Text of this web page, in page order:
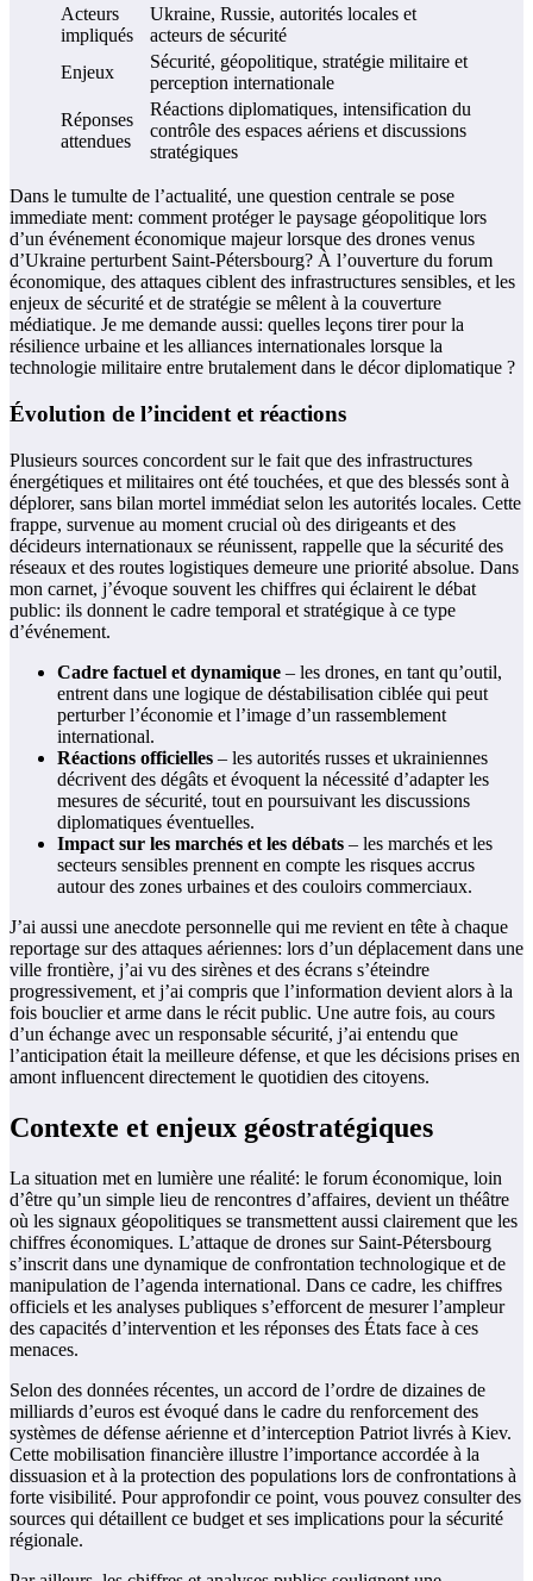
Acteurs
impliqués
Ukraine, Russie, autorités locales et
acteurs de sécurité
Enjeux
Sécurité, géopolitique, stratégie militaire et
perception internationale
Réponses
attendues
Réactions diplomatiques, intensification du
contrôle des espaces aériens et discussions
stratégiques
Dans le tumulte de l’actualité, une question centrale se pose
immediate­ ment: comment protéger le paysage géopolitique lors
d’un événement économique majeur lorsque des drones venus
d’Ukraine perturbent Saint-Pétersbourg? À l’ouverture du forum
économique, des attaques ciblent des infrastructures sensibles, et les
enjeux de sécurité et de stratégie se mêlent à la couverture
médiatique. Je me demande aussi: quelles leçons tirer pour la
résilience urbaine et les alliances internationales lorsque la
technologie militaire entre brutalement dans le décor diplomatique ?
Évolution de l’incident et réactions
Plusieurs sources concordent sur le fait que des infrastructures
énergétiques et militaires ont été touchées, et que des blessés sont à
déplorer, sans bilan mortel immédiat selon les autorités locales. Cette
frappe, survenue au moment crucial où des dirigeants et des
décideurs internationaux se réunissent, rappelle que la sécurité des
réseaux et des routes logistiques demeure une priorité absolue. Dans
mon carnet, j’évoque souvent les chiffres qui éclairent le débat
public: ils donnent le cadre temporal et stratégique à ce type
d’événement.
Cadre factuel et dynamique – les drones, en tant qu’outil,
entrent dans une logique de déstabilisation ciblée qui peut
perturber l’économie et l’image d’un rassemblement
international.
Réactions officielles – les autorités russes et ukrainiennes
décrivent des dégâts et évoquent la nécessité d’adapter les
mesures de sécurité, tout en poursuivant les discussions
diplomatiques éventuelles.
Impact sur les marchés et les débats – les marchés et les
secteurs sensibles prennent en compte les risques accrus
autour des zones urbaines et des couloirs commerciaux.
J’ai aussi une anecdote personnelle qui me revient en tête à chaque
reportage sur des attaques aériennes: lors d’un déplacement dans une
ville frontière, j’ai vu des sirènes et des écrans s’éteindre
progressivement, et j’ai compris que l’information devient alors à la
fois bouclier et arme dans le récit public. Une autre fois, au cours
d’un échange avec un responsable sécurité, j’ai entendu que
l’anticipation était la meilleure défense, et que les décisions prises en
amont influencent directement le quotidien des citoyens.
Contexte et enjeux géostratégiques
La situation met en lumière une réalité: le forum économique, loin
d’être qu’un simple lieu de rencontres d’affaires, devient un théâtre
où les signaux géopolitiques se transmettent aussi clairement que les
chiffres économiques. L’attaque de drones sur Saint-Pétersbourg
s’inscrit dans une dynamique de confrontation technologique et de
manipulation de l’agenda international. Dans ce cadre, les chiffres
officiels et les analyses publiques s’efforcent de mesurer l’ampleur
des capacités d’intervention et les réponses des États face à ces
menaces.
Selon des données récentes, un accord de l’ordre de dizaines de
milliards d’euros est évoqué dans le cadre du renforcement des
systèmes de défense aérienne et d’interception Patriot livrés à Kiev.
Cette mobilisation financière illustre l’importance accordée à la
dissuasion et à la protection des populations lors de confrontations à
forte visibilité. Pour approfondir ce point, vous pouvez consulter des
sources qui détaillent ce budget et ses implications pour la sécurité
régionale.